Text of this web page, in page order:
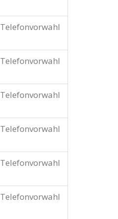
Telefonvorwahl
Telefonvorwahl
Telefonvorwahl
Telefonvorwahl
Telefonvorwahl
Telefonvorwahl